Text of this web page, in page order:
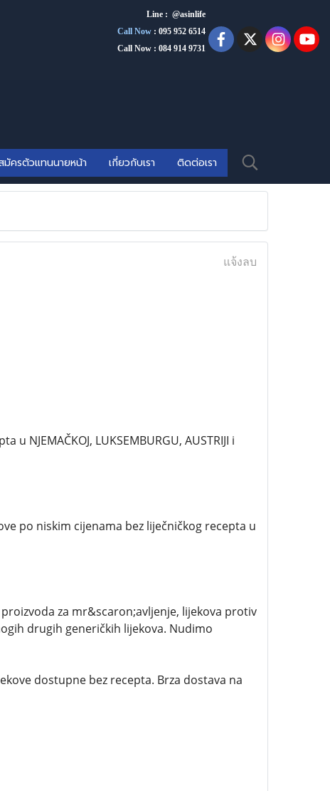
Line : @asinlife
Call Now : 095 952 6514
Call Now : 084 914 9731
มัครตัวแทนนายหน้า เกี่ยวกับเรา ติดต่อเรา
แจ้งลบ
NJEMAČKOJ, LUKSEMBURGU, AUSTRIJI i
po niskim cijenama bez liječničkog recepta u
za mr&scaron;avljenje, lijekova protiv
drugih generičkih lijekova. Nudimo
dostupne bez recepta. Brza dostava na